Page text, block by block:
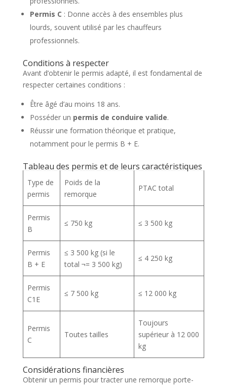
Permis C : Donne accès à des ensembles plus
lourds, souvent utilisé par les chauffeurs
professionnels.
Conditions à respecter
Avant d’obtenir le permis adapté, il est fondamental de
respecter certaines conditions :
Être âgé d’au moins 18 ans.
Posséder un permis de conduire valide.
Réussir une formation théorique et pratique,
notamment pour le permis B + E.
Tableau des permis et de leurs caractéristiques
Type de
permis
Poids de la
remorque
PTAC total
Permis
B
≤ 750 kg ≤ 3 500 kg
Permis
B + E
≤ 3 500 kg (si le
total ¬= 3 500 kg)
≤ 4 250 kg
Permis
C1E
≤ 7 500 kg ≤ 12 000 kg
Permis
C
Toutes tailles
Toujours
supérieur à 12 000
kg
Considérations financières
Obtenir un permis pour tracter une remorque porte-